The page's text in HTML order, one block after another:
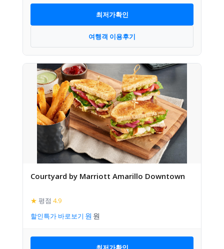
최저가확인
여행객 이용후기
Courtyard by Marriott Amarillo Downtown
★ 평점 4.9
할인특가 바로보기